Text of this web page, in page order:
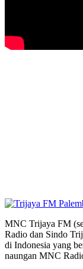
MNC Trijaya FM
Radio dan Sindo
di Indonesia yang
naungan MNC